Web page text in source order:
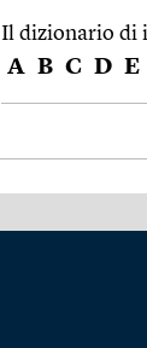
Il dizionario di
A B C D E